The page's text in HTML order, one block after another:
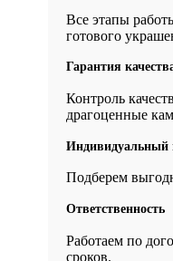
Все этапы
готового
Гарантия
Контроль
драгоценные
Индивидуальный
Подберем
Ответственность
Работаем по
сроков.